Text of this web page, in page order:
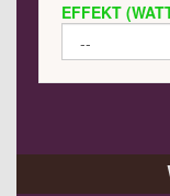
EFFEKT